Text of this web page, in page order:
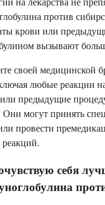
против
крови или
вызывают
своей медицинской
любые реакции
предыдущие
могут принять
провести
реакций.
себя